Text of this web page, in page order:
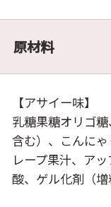
原材料
【アサイー味】
乳糖果糖オリゴ
含む）、こんに
レープ果汁、ア
酸、ゲル化剤（